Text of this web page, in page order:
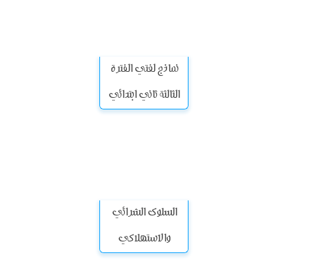
نماذج لغتي الفترة
الثالثة ثاني ابتدائي
السلوك الشرائي
والاستهلاكي